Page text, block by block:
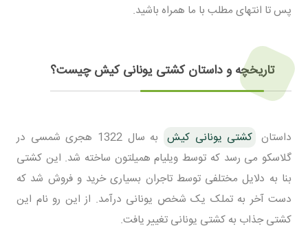
پس تا انتهای مطلب با ما همراه باشید.
تاریخچه و داستان کشتی یونانی کیش چیست؟
داستان کشتی یونانی کیش
به سال 1322 هجری شمسی در
گلاسکو می رسد که توسط ویلیام همیلتون ساخته شد. این کشتی
بنا به دلایل مختلفی توسط تاجران بسیاری خرید و فروش شد که
دست آخر به تملک یک شخص یونانی درآمد. از این رو نام این
کشتی جذاب به کشتی یونانی تغییر یافت.